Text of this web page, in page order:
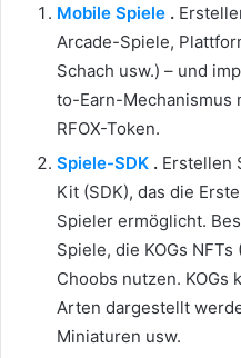
Mobile Spiele .
Arcade-Spiele,
Schach usw.) – und
to-Earn-Mechanismus
RFOX-Token.
Spiele-SDK . Erstellen
Kit (SDK), das die
Spieler ermöglicht.
Spiele, die KOGs
Choobs nutzen. KOGs
Arten dargestellt
Miniaturen usw.